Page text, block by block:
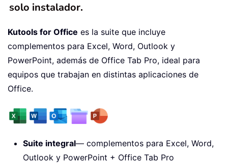
solo instalador.
Kutools for Office es la suite que incluye
complementos para Excel, Word, Outlook y
PowerPoint, además de Office Tab Pro, ideal para
equipos que trabajan en distintas aplicaciones de
Office.
Suite integral— complementos para Excel, Word,
Outlook y PowerPoint + Office Tab Pro